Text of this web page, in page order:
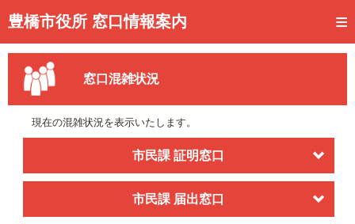
豊橋市役所 窓口情報案内
トップページ
事前予約
予約状況確認
待ち状況確認
交付状況確認
窓口混雑状況
現在の混雑状況を表示いたします。
市民課 証明窓口
市民課 届出窓口